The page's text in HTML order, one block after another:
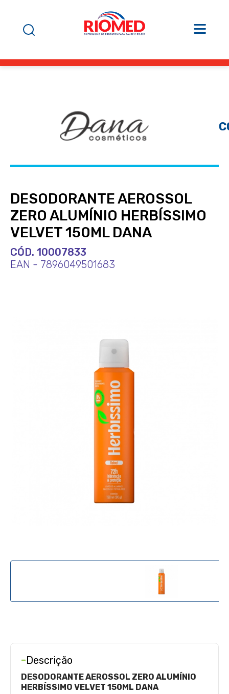
DESODORANTE AEROSSOL
ZERO ALUMÍNIO HERBÍSSIMO
VELVET 150ML DANA
CÓD. 10007833
EAN - 7896049501683
-Descrição
DESODORANTE AEROSSOL ZERO ALUMÍNIO
HERBÍSSIMO VELVET 150ML DANA